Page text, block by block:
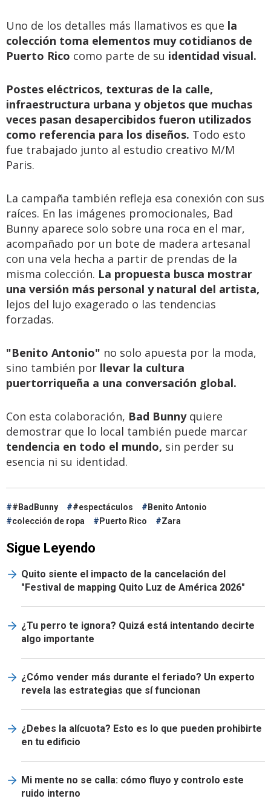
Uno de los detalles más llamativos es que la
colección toma elementos muy cotidianos de
Puerto Rico como parte de su identidad visual.
Postes eléctricos, texturas de la calle,
infraestructura urbana y objetos que muchas
veces pasan desapercibidos fueron utilizados
como referencia para los diseños. Todo esto
fue trabajado junto al estudio creativo M/M
Paris.
La campaña también refleja esa conexión con sus
raíces. En las imágenes promocionales, Bad
Bunny aparece solo sobre una roca en el mar,
acompañado por un bote de madera artesanal
con una vela hecha a partir de prendas de la
misma colección. La propuesta busca mostrar
una versión más personal y natural del artista,
lejos del lujo exagerado o las tendencias
forzadas.
"Benito Antonio" no solo apuesta por la moda,
sino también por llevar la cultura
puertorriqueña a una conversación global.
Con esta colaboración, Bad Bunny quiere
demostrar que lo local también puede marcar
tendencia en todo el mundo, sin perder su
esencia ni su identidad.
#BadBunny #espectáculos
Benito Antonio
colección de ropa
Puerto Rico Zara
Sigue Leyendo
Quito siente el impacto de la cancelación del
"Festival de mapping Quito Luz de América 2026"
¿Tu perro te ignora? Quizá está intentando decirte
algo importante
¿Cómo vender más durante el feriado? Un experto
revela las estrategias que sí funcionan
¿Debes la alícuota? Esto es lo que pueden prohibirte
en tu edificio
Mi mente no se calla: cómo fluyo y controlo este
ruido interno